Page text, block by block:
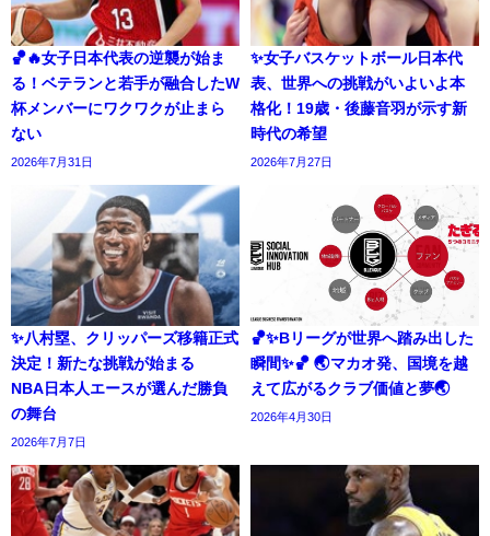
🏀🔥女子日本代表の逆襲が始ま
る！ベテランと若手が融合したW
杯メンバーにワクワクが止まら
ない
2026年7月31日
✨女子バスケットボール日本代
表、世界への挑戦がいよいよ本
格化！19歳・後藤音羽が示す新
時代の希望
2026年7月27日
✨八村塁、クリッパーズ移籍正式
決定！新たな挑戦が始まる
NBA日本人エースが選んだ勝負
の舞台
2026年7月7日
🏀✨Bリーグが世界へ踏み出した
瞬間✨🏀 🌏マカオ発、国境を越
えて広がるクラブ価値と夢🌏
2026年4月30日